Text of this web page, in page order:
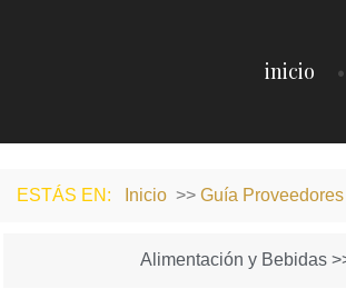
inicio
ESTÁS EN: Inicio >> Guía
Alimentación y Bebidas